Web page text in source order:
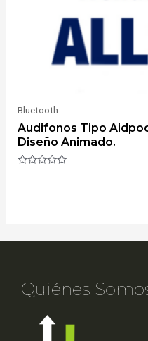
Bluetooth
Audifonos Tipo
Diseño Animado.
Quiénes